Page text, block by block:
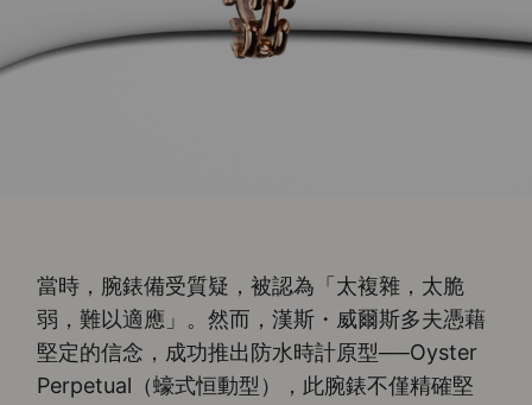
當時，腕錶備受質疑，被認為「太複雜，太脆
弱，難以適應」。然而，漢斯・威爾斯多夫憑藉
堅定的信念，成功推出防水時計原型──Oyster
Perpetual（蠔式恒動型），此腕錶不僅精確堅